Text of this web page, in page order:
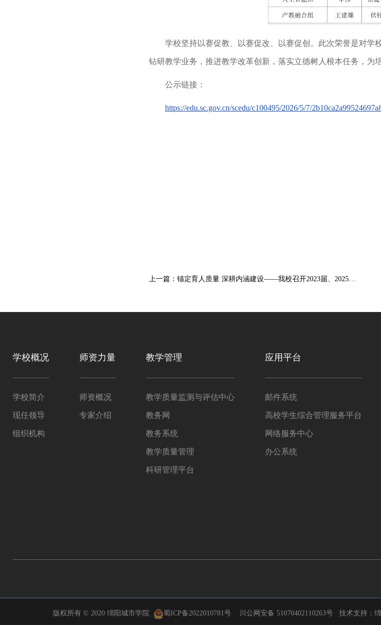
学校坚持以赛促教、以赛促改、以赛促创。此次荣誉是对
钻研教学业务，推进教学改革创新，落实立德树人根本任务，为
公示链接：
https://edu.sc.gov.cn/scedu/c100495/2026/5/7/
学校概况
学校简介
现任领导
组织机构
师资力量
师资概况
专家介绍
教学管理
教学质量监测与评估中心
教务网
教务系统
教学质量管理
科研管理平台
应用平台
邮件系统
高校学生综合管理服务平台
网络服务中心
办公系统
版权所有 © 2020 绵阳城市学院 蜀ICP备2022010781号 川公网安备 51070402110263号 技术支持：